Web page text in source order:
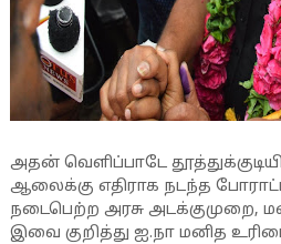
அதன் வெளிப்பாடே
ஆலைக்கு எதிராக நடந்த
நடைபெற்ற அரசு அடக்குமுறை,
இவை குறித்து ஐ.நா மனித